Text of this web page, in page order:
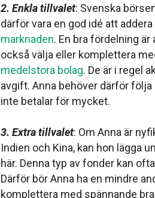
2. Enkla tillvalet: Svenska
därför vara en god idé att
marknaden. En bra fördelning
också välja eller komplettera
medelstora bolag. De är i regel
avgift. Anna behöver därför
inte betalar för mycket.
3. Extra tillvalet: Om Anna är
Indien och Kina, kan hon lägga
här. Denna typ av fonder kan
Därför bör Anna ha en mindre
komplettera med spännande